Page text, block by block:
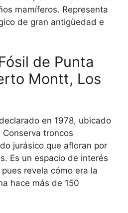
mamíferos. Representa
de gran antigüedad e
de Punta
Montt, Los
en 1978, ubicado
troncos
jurásico que afloran por
Es un espacio de interés
revela cómo era la
hace más de 150
a Nevar!
que puedes hacer en
en Chile